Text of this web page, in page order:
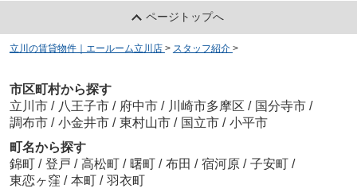
ページトップへ
立川の賃貸物件｜エールーム立川店 > スタッフ紹介 >
市区町村から探す
立川市 / 八王子市 / 府中市 / 川崎市多摩区 / 国分寺市 /
調布市 / 小金井市 / 東村山市 / 国立市 / 小平市
町名から探す
錦町 / 登戸 / 高松町 / 曙町 / 布田 / 宿河原 / 子安町 /
東恋ヶ窪 / 本町 / 羽衣町